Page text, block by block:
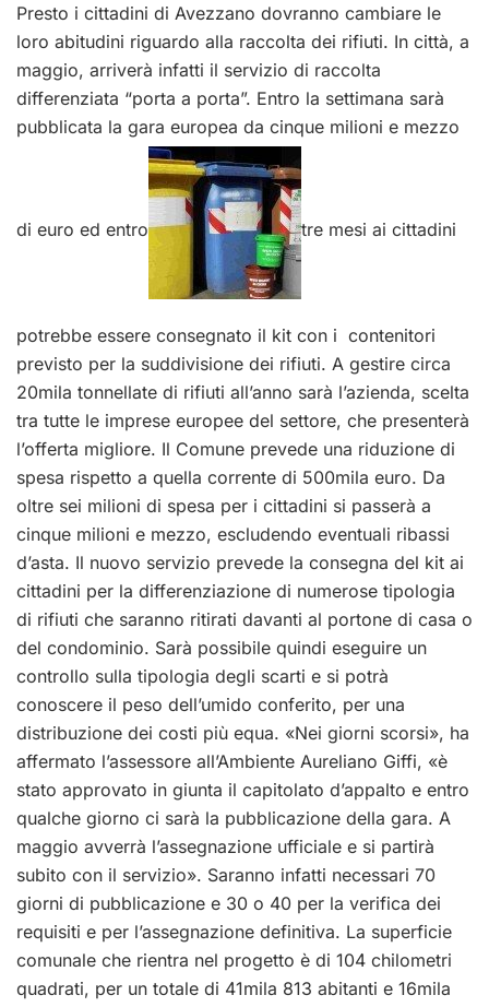
Presto i cittadini di Avezzano dovranno cambiare le
loro abitudini riguardo alla raccolta dei rifiuti. In città, a
maggio, arriverà infatti il servizio di raccolta
differenziata “porta a porta”. Entro la settimana sarà
pubblicata la gara europea da cinque milioni e mezzo
di euro ed entro tre mesi ai cittadini
potrebbe essere consegnato il kit con i contenitori
previsto per la suddivisione dei rifiuti. A gestire circa
20mila tonnellate di rifiuti all’anno sarà l’azienda, scelta
tra tutte le imprese europee del settore, che presenterà
l’offerta migliore. Il Comune prevede una riduzione di
spesa rispetto a quella corrente di 500mila euro. Da
oltre sei milioni di spesa per i cittadini si passerà a
cinque milioni e mezzo, escludendo eventuali ribassi
d’asta. Il nuovo servizio prevede la consegna del kit ai
cittadini per la differenziazione di numerose tipologia
di rifiuti che saranno ritirati davanti al portone di casa o
del condominio. Sarà possibile quindi eseguire un
controllo sulla tipologia degli scarti e si potrà
conoscere il peso dell’umido conferito, per una
distribuzione dei costi più equa. «Nei giorni scorsi», ha
affermato l’assessore all’Ambiente Aureliano Giffi, «è
stato approvato in giunta il capitolato d’appalto e entro
qualche giorno ci sarà la pubblicazione della gara. A
maggio avverrà l’assegnazione ufficiale e si partirà
subito con il servizio». Saranno infatti necessari 70
giorni di pubblicazione e 30 o 40 per la verifica dei
requisiti e per l’assegnazione definitiva. La superficie
comunale che rientra nel progetto è di 104 chilometri
quadrati, per un totale di 41mila 813 abitanti e 16mila